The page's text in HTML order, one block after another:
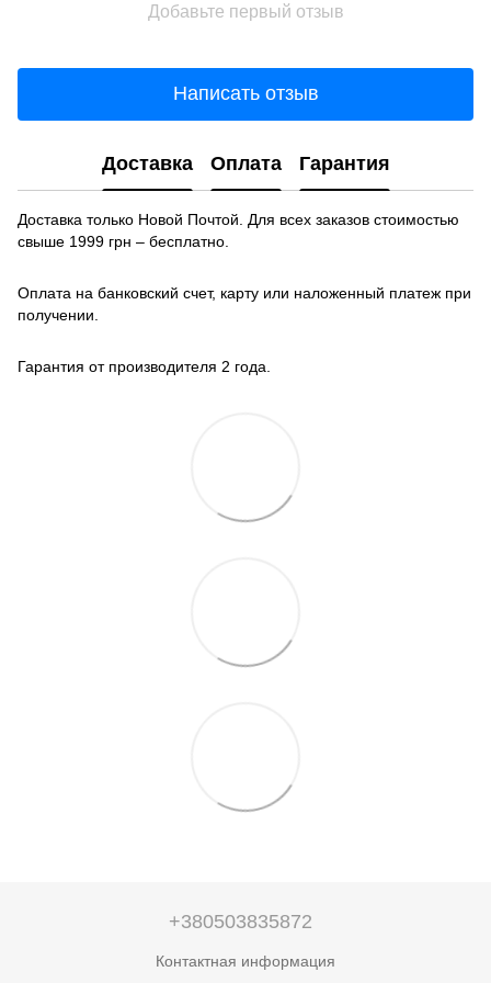
Добавьте первый отзыв
Написать отзыв
Доставка Оплата Гарантия
Доставка только Новой Почтой. Для всех заказов стоимостью
свыше 1999 грн – бесплатно.
Оплата на банковский счет, карту или наложенный платеж при
получении.
Гарантия от производителя 2 года.
+380503835872
Контактная информация